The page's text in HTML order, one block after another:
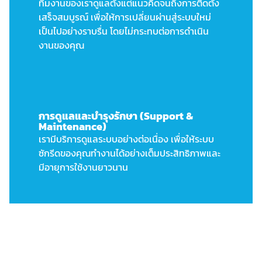
ทีมงานของเราดูแลตั้งแต่แนวคิดจนถึงการติดตั้ง
เสร็จสมบูรณ์ เพื่อให้การเปลี่ยนผ่านสู่ระบบใหม่
เป็นไปอย่างราบรื่น โดยไม่กระทบต่อการดำเนิน
งานของคุณ
การดูแลและบำรุงรักษา (Support &
Maintenance)
เรามีบริการดูแลระบบอย่างต่อเนื่อง เพื่อให้ระบบ
ซักรีดของคุณทำงานได้อย่างเต็มประสิทธิภาพและ
มีอายุการใช้งานยาวนาน